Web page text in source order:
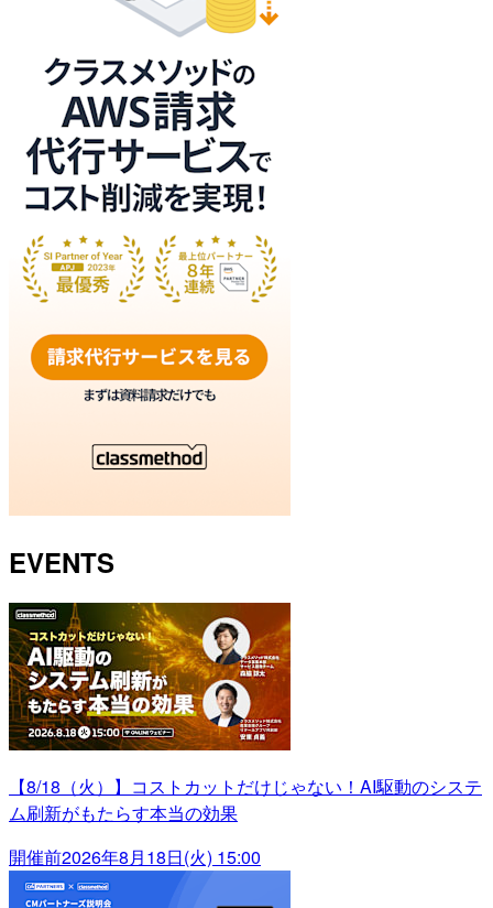
EVENTS
【8/18（火）】コストカットだけじゃない！AI駆動のシステ
ム刷新がもたらす本当の効果
開催前2026年8月18日(火) 15:00